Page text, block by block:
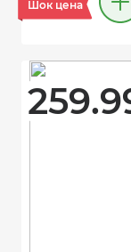
Шок цена